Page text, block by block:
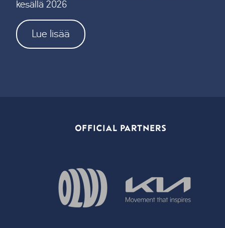
kesällä 2026
Lue lisää
OFFICIAL PARTNERS